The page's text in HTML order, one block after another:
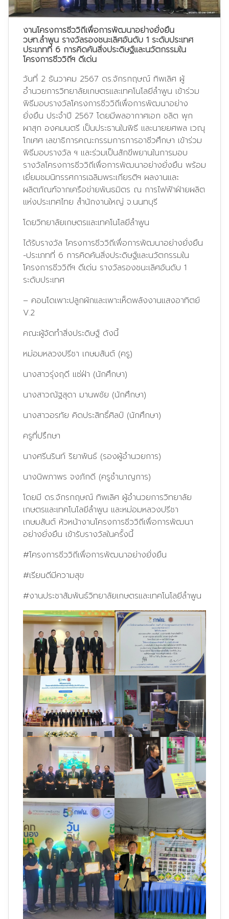
งานโครงการชีววิถีเพื่อการพัฒนาอย่างยั่งยืน
วษท.ลำพูน รางวัลรองชนะเลิศอันดับ 1 ระดับประเทศ
ประเภทที่ 6 การคิดค้นสิ่งประดิษฐ์และนวัตกรรมใน
โครงการชีววิถีฯ ดีเด่น
วันที่ 2 ธันวาคม 2567 ดร.จักรกฤษณ์ ทิพเลิศ ผู้
อำนวยการวิทยาลัยเกษตรและเทคโนโลยีลำพูน เข้าร่วม
พิธีมอบรางวัลโครงการชีววิถีเพื่อการพัฒนาอย่าง
ยั่งยืน ประจำปี 2567 โดยมีพลอากาศเอก ชลิต พุก
ผาสุก องคมนตรี เป็นประธานในพิธี และนายยศพล เวณุ
โกเศศ เลขาธิการคณะกรรมการการอาชีวศึกษา เข้าร่วม
พิธีมอบรางวัล ฯ และร่วมเป็นสักขีพยานในการมอบ
รางวัลโครงการชีววิถีเพื่อการพัฒนาอย่างยั่งยืน พร้อม
เยี่ยมชมนิทรรศการเฉลิมพระเกียรติฯ ผลงานและ
ผลิตภัณฑ์จากเครือข่ายพันธมิตร ณ การไฟฟ้าฝ่ายผลิต
แห่งประเทศไทย สำนักงานใหญ่ จ.นนทบุรี
โดยวิทยาลัยเกษตรและเทคโนโลยีลำพูน
ได้รับรางวัล โครงการชีววิถีเพื่อการพัฒนาอย่างยั่งยืน
-ประเภทที่ 6 การคิดค้นสิ่งประดิษฐ์และนวัตกรรมใน
โครงการชีววิถีฯ ดีเด่น รางวัลรองชนะเลิศอันดับ 1
ระดับประเทศ
– คอนโดเพาะปลูกผักและเพาะเห็ดพลังงานแสงอาทิตย์
V.2
คณะผู้จัดทำสิ่งประดิษฐ์ ดังนี้
หม่อมหลวงปรีชา เกษมสันต์ (ครู)
นางสาวรุ่งฤดี แซ่ฝ่า (นักศึกษา)
นางสาวณัฐสุดา มานพชัย (นักศึกษา)
นางสาวอรทัย คิดประสิทธิ์ศิลป์ (นักศึกษา)
ครูที่ปรึกษา
นางศรีนรินท์ ริยาพันธ์ (รองผู้อำนวยการ)
นางนิพภาพร จงภักดี (ครูชำนาญการ)
โดยมี ดร.จักรกฤษณ์ ทิพเลิศ ผู้อำนวยการวิทยาลัย
เกษตรและเทคโนโลยีลำพูน และหม่อมหลวงปรีชา
เกษมสันต์ หัวหน้างานโครงการชีววิถีเพื่อการพัฒนา
อย่างยั่งยืน เข้ารับรางวัลในครั้งนี้
#โครงการชีววิถีเพื่อการพัฒนาอย่างยั่งยืน
#เรียนดีมีความสุข
#งานประชาสัมพันธ์วิทยาลัยเกษตรและเทคโนโลยีลำพูน